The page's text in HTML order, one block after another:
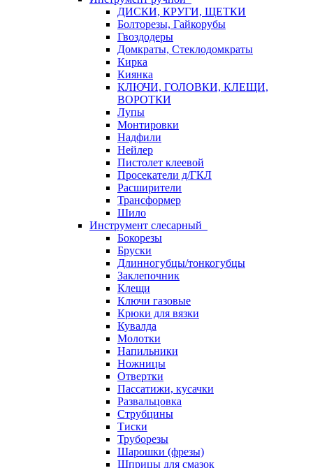
ДИСКИ, КРУГИ, ЩЕТКИ
Болторезы, Гайкорубы
Гвоздодеры
Домкраты, Стеклодомкраты
Кирка
Киянка
КЛЮЧИ, ГОЛОВКИ, КЛЕЩИ,
ВОРОТКИ
Лупы
Монтировки
Надфили
Нейлер
Пистолет клеевой
Просекатели д/ГКЛ
Расширители
Трансформер
Шило
Инструмент слесарный
Бокорезы
Бруски
Длинногубцы/тонкогубцы
Заклепочник
Клещи
Ключи газовые
Крюки для вязки
Кувалда
Молотки
Напильники
Ножницы
Отвертки
Пассатижи, кусачки
Развальцовка
Струбцины
Тиски
Труборезы
Шарошки (фрезы)
Шприцы для смазок